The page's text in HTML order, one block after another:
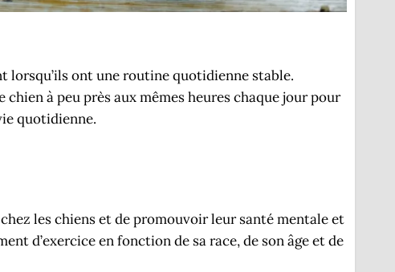
lorsqu’ils ont une routine quotidienne stable.
à peu près aux mêmes heures chaque jour pour
quotidienne.
les chiens et de promouvoir leur santé mentale et
d’exercice en fonction de sa race, de son âge et de